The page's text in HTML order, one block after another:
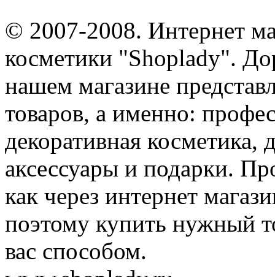
© 2007-2008. Интернет
косметики "Shoplady".
нашем магазине
товаров, а именно:
декоративная косметика,
аксессуары и подарки.
как через интернет
поэтому купить нужный
вас способом.